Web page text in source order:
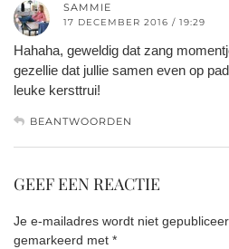
SAMMIE
17 DECEMBER 2016 / 19:29
Hahaha, geweldig dat zang
gezellie dat jullie samen even op
leuke kersttrui!
BEANTWOORDEN
GEEF EEN REACTIE
Je e-mailadres wordt niet
gemarkeerd met *